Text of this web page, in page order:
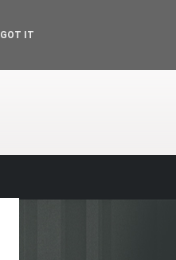
GOT IT